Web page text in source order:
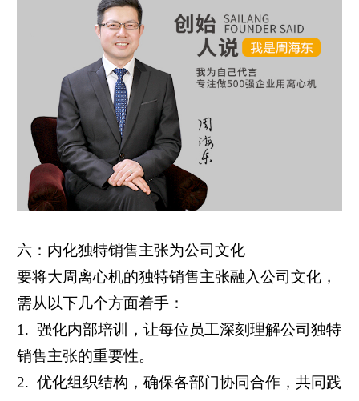
六：内化独特销售主张为公司文化
要将大周离心机的独特销售主张融入公司文化，
需从以下几个方面着手：
1. 强化内部培训，让每位员工深刻理解公司独特
销售主张的重要性。
2. 优化组织结构，确保各部门协同合作，共同践